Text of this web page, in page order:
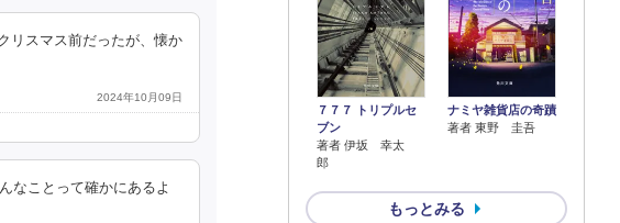
リスマス前だったが、懐か
2024年10月09日
なことって確かにあるよ
７７７ トリプルセ
ブン
著者 伊坂 幸太
郎
ナミヤ雑貨店の奇蹟
著者 東野 圭吾
もっとみる